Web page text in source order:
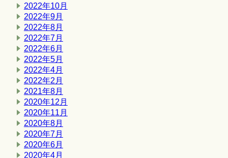
2022年10月
2022年9月
2022年8月
2022年7月
2022年6月
2022年5月
2022年4月
2022年2月
2021年8月
2020年12月
2020年11月
2020年8月
2020年7月
2020年6月
2020年4月